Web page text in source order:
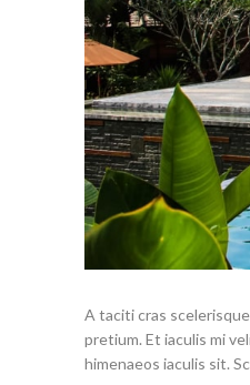
A taciti cras
pretium. Et iaculis mi
himenaeos iaculis sit.